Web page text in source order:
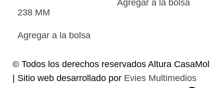
238 MM
Agregar a la bolsa
Agregar a la bolsa
© Todos los derechos reservados Altura CasaMol
| Sitio web desarrollado por Evies Multimedios